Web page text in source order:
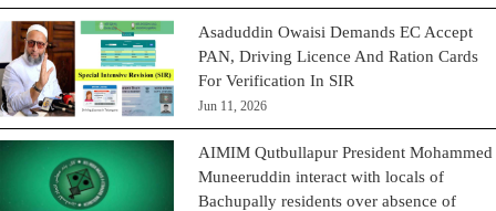
Asaduddin Owaisi Demands EC Accept
PAN, Driving Licence And Ration Cards
For Verification In SIR
Jun 11, 2026
AIMIM Qutbullapur President Mohammed
Muneeruddin interact with locals of
Bachupally residents over absence of